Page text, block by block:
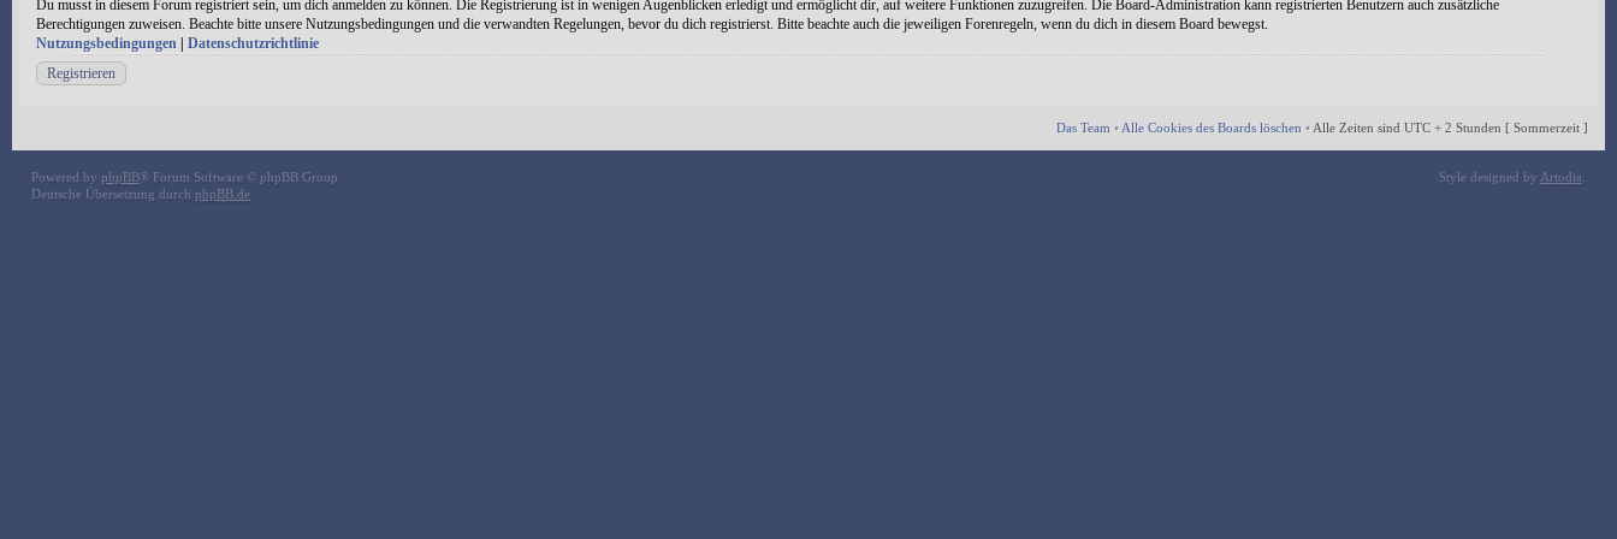
Du musst in diesem Forum registriert sein, um dich anmelden zu können. Die Registrierung ist in wenigen Augenblicken erledigt und ermöglicht dir, auf weitere Funktionen zuzugreifen. Die Board-Administration kann registrierten Benutzern auch zusätzliche
Berechtigungen zuweisen. Beachte bitte unsere Nutzungsbedingungen und die verwandten Regelungen, bevor du dich registrierst. Bitte beachte auch die jeweiligen Forenregeln, wenn du dich in diesem Board bewegst.
Nutzungsbedingungen
Datenschutzrichtlinie
Registrieren
Das Team • Alle Cookies des Boards löschen • Alle Zeiten sind UTC + 2 Stunden [ Sommerzeit ]
Powered by phpBB® Forum Software © phpBB Group
Deutsche Übersetzung durch phpBB.de
Style designed by Artodia